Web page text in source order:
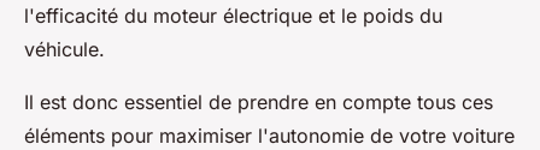
l'efficacité du moteur électrique et le poids du
véhicule.
Il est donc essentiel de prendre en compte tous ces
éléments pour maximiser l'autonomie de votre voiture